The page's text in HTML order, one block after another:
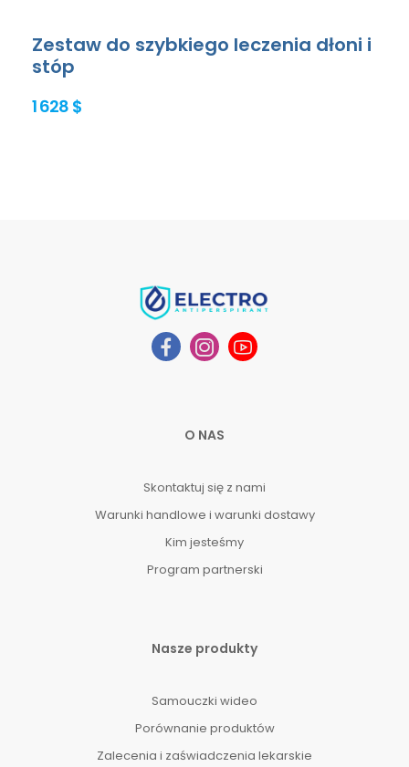
Zestaw do szybkiego leczenia dłoni i
stóp
1 628 $
O NAS
Skontaktuj się z nami
Warunki handlowe i warunki dostawy
Kim jesteśmy
Program partnerski
Nasze produkty
Samouczki wideo
Porównanie produktów
Zalecenia i zaświadczenia lekarskie